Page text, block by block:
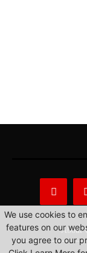
About
We use cookies to
features on our
you agree to our